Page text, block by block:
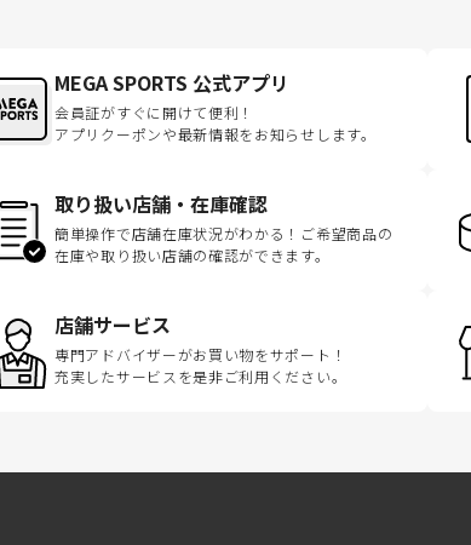
MEGA SPORTS 公式アプリ
会員証がすぐに開けて便利！
アプリクーポンや最新情報をお知らせします。
取り扱い店舗・在庫確認
簡単操作で店舗在庫状況がわかる！ご希望商品の
在庫や取り扱い店舗の確認ができます。
店舗サービス
専門アドバイザーがお買い物をサポート！
充実したサービスを是非ご利用ください。